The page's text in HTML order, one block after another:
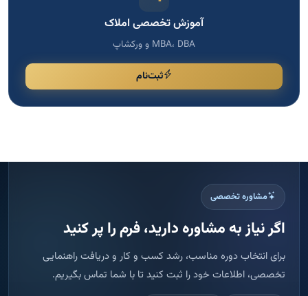
آموزش تخصصی املاک
MBA، DBA و ورکشاپ
ثبت‌نام
مشاوره تخصصی
اگر نیاز به مشاوره دارید، فرم را پر کنید
برای انتخاب دوره مناسب، رشد کسب و کار و دریافت راهنمایی
تخصصی، اطلاعات خود را ثبت کنید تا با شما تماس بگیریم.